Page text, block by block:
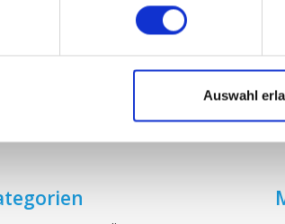
Auswahl